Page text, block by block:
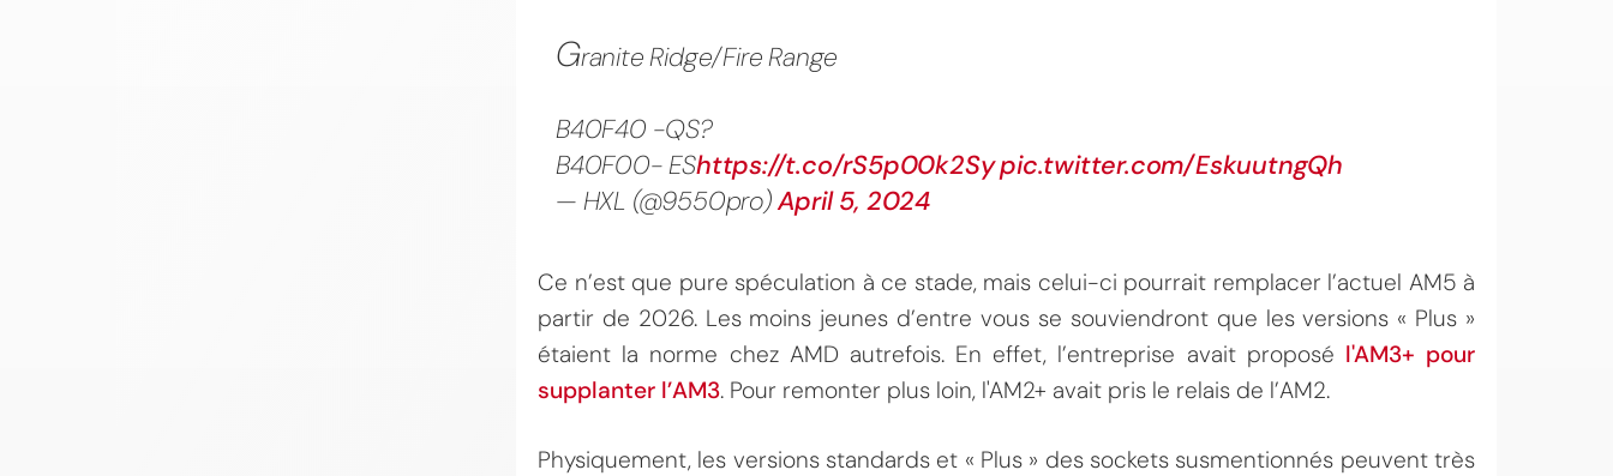
Granite Ridge/Fire Range
B40F40 -QS?
B40F00- EShttps://t.co/rS5p00k2Sypic.twitter.com/EskuutngQh
— HXL (@9550pro)April 5, 2024
Ce n’est que pure spéculation à ce stade, mais celui-ci pourrait remplacer l’actuel AM5 à
partir de 2026. Les moins jeunes d’entre vous se souviendront que les versions « Plus »
étaient la norme chez AMD autrefois. En effet, l’entreprise avait proposé l'AM3+ pour
supplanter l’AM3. Pour remonter plus loin, l'AM2+ avait pris le relais de l’AM2.
Physiquement, les versions standards et « Plus » des sockets susmentionnés peuvent très